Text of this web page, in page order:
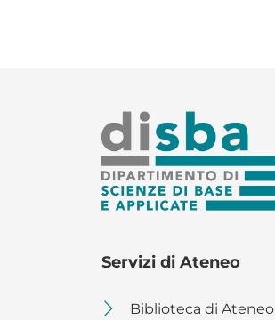
Servizi di Ateneo
Biblioteca di Ateneo